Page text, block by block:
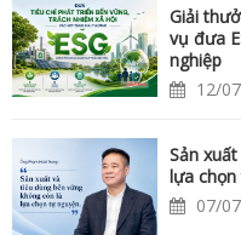
Giải
vụ đưa
nghiệp
12/
Sản
lựa
07/